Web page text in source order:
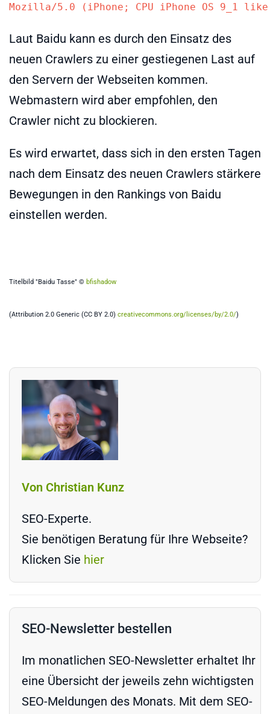
Mozilla/5.0 (iPhone; CPU iPhone OS 9_1
Laut Baidu kann es durch den Einsatz des
neuen Crawlers zu einer gestiegenen Last auf
den Servern der Webseiten kommen.
Webmastern wird aber empfohlen, den
Crawler nicht zu blockieren.
Es wird erwartet, dass sich in den ersten Tagen
nach dem Einsatz des neuen Crawlers stärkere
Bewegungen in den Rankings von Baidu
einstellen werden.
Titelbild "Baidu Tasse" © bfishadow
(Attribution 2.0 Generic (CC BY 2.0) creativecommons.org/licenses/by/2.0/)
Von Christian Kunz
SEO-Experte.
Sie benötigen Beratung für Ihre Webseite?
Klicken Sie hier
SEO-Newsletter bestellen
Im monatlichen SEO-Newsletter erhaltet Ihr
eine Übersicht der jeweils zehn wichtigsten
SEO-Meldungen des Monats. Mit dem SEO-